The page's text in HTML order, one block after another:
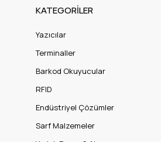
KATEGORİLER
Yazıcılar
Terminaller
Barkod Okuyucular
RFID
Endüstriyel Çözümler
Sarf Malzemeler